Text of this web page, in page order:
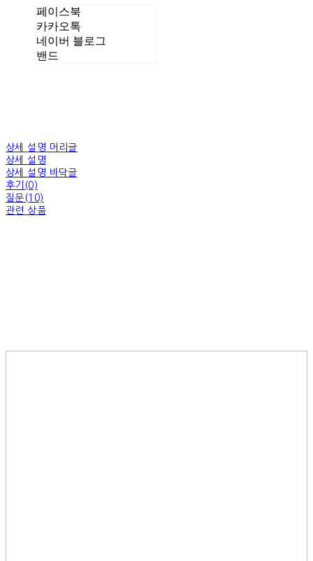
페이스북
카카오톡
네이버 블로그
밴드
상세 설명 머리글
상세 설명
상세 설명 바닥글
후기(0)
질문(10)
관련 상품